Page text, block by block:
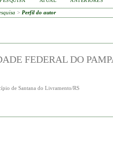
> Perfil do autor
FEDERAL DO
de Santana do Livramento/RS